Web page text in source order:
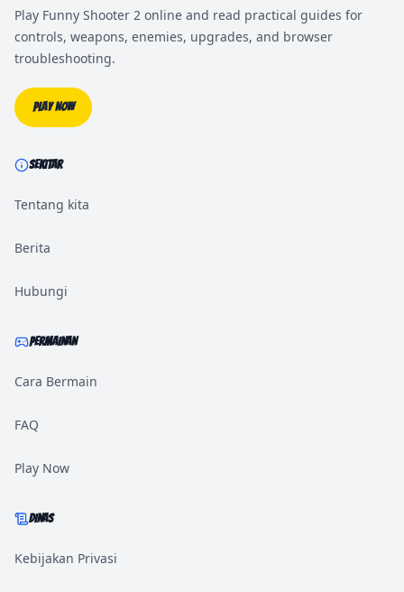
Play Funny Shooter 2 online and read practical guides for
controls, weapons, enemies, upgrades, and browser
troubleshooting.
Play Now
SEKITAR
Tentang kita
Berita
Hubungi
PERMAINAN
Cara Bermain
FAQ
Play Now
DINAS
Kebijakan Privasi